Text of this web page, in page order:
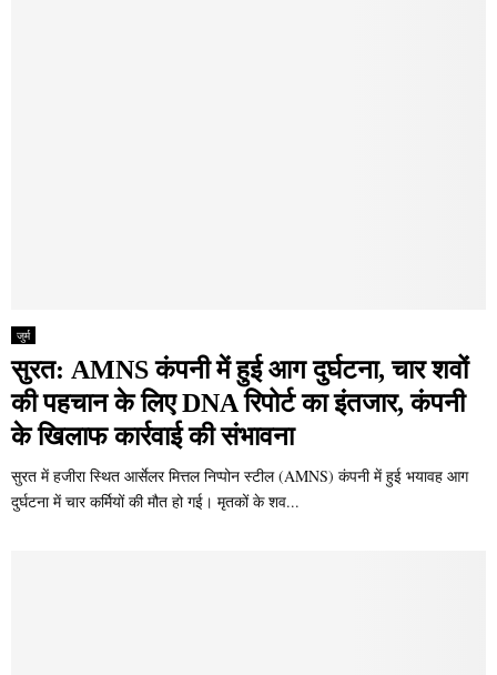
जुर्म
सुरत: AMNS कंपनी में हुई आग दुर्घटना, चार शवों
की पहचान के लिए DNA रिपोर्ट का इंतजार, कंपनी
के खिलाफ कार्रवाई की संभावना
सुरत में हजीरा स्थित आर्सेलर मित्तल निप्पोन स्टील (AMNS) कंपनी में हुई भयावह आग
दुर्घटना में चार कर्मियों की मौत हो गई। मृतकों के शव...